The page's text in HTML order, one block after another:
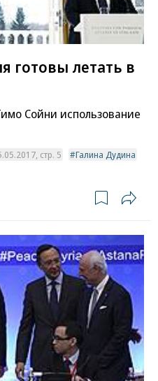
готовы летать в
Сойни использование
стр. 5
Галина Дудина